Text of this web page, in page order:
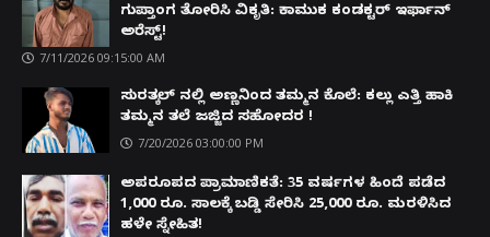
ಗುಪ್ತಾಂಗ ತೋರಿಸಿ ವಿಕೃತಿ: ಕಾಮುಕ ಕಂಡಕ್ಟರ್ ಇರ್ಫಾನ್
ಅರೆಸ್ಟ್!
7/11/2026 09:15:00 AM
ಸುರತ್ಕಲ್ ನಲ್ಲಿ ಅಣ್ಣನಿಂದ ತಮ್ಮನ ಕೊಲೆ: ಕಲ್ಲು ಎತ್ತಿ ಹಾಕಿ
ತಮ್ಮನ ತಲೆ ಜಜ್ಜಿದ ಸಹೋದರ !
7/20/2026 03:00:00 PM
ಅಪರೂಪದ ಪ್ರಾಮಾಣಿಕತೆ: 35 ವರ್ಷಗಳ ಹಿಂದೆ ಪಡೆದ
1,000 ರೂ. ಸಾಲಕ್ಕೆ ಬಡ್ಡಿ ಸೇರಿಸಿ 25,000 ರೂ. ಮರಳಿಸಿದ
ಹಳೇ ಸ್ನೇಹಿತ!